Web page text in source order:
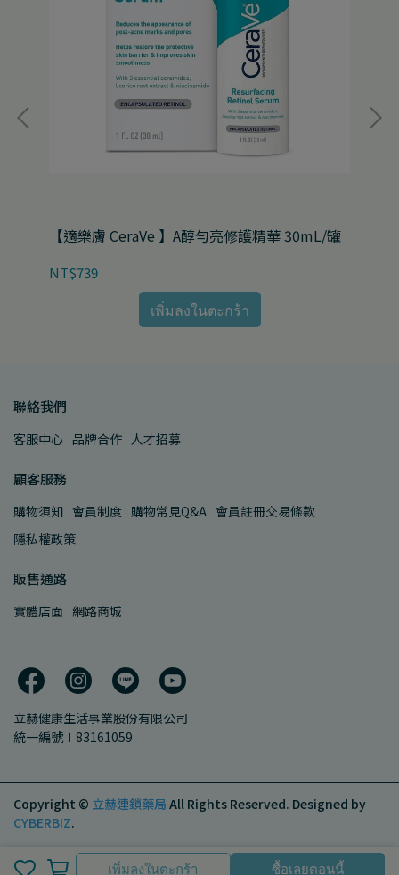
เพิ่มลงในตะกร้า
เพิ่มลงในตะกร้า ซื้อเลยตอนนี้
【適樂膚 CeraVe 】A醇勻亮修護精華 30mL/罐
NT$739
เพิ่มลงในตะกร้า
聯絡我們
客服中心 品牌合作 人才招募
顧客服務
購物須知 會員制度 購物常見Q&A 會員註冊交易條款
隱私權政策
販售通路
實體店面 網路商城
立赫健康生活事業股份有限公司
統一編號∣83161059
Copyright © 立赫連鎖藥局 All Rights Reserved. Designed by
CYBERBIZ.